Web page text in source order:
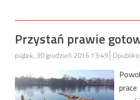
Przystań prawie
piątek, 30 grudzień 2016 13:49